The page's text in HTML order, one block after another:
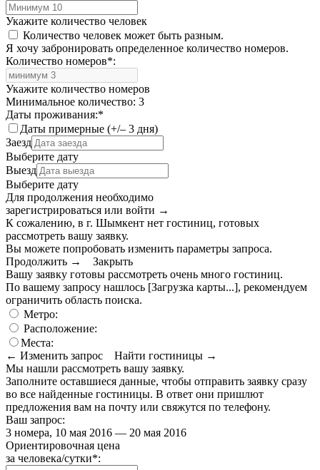
Укажите количество человек
Количество человек может быть разным.
Я хочу забронировать определенное количество номеров.
Количество номеров*:
Укажите количество номеров
Минимальное количество: 3
Даты проживания:*
Даты примерные (+/– 3 дня)
Заезд
Выберите дату
Выезд
Выберите дату
Для продолжения необходимо
зарегистрироваться или войти →
К сожалению, в г. Шымкент нет гостиниц, готовых
рассмотреть вашу заявку.
Вы можете попробовать изменить параметры запроса.
Продолжить →
Закрыть
Вашу заявку готовы рассмотреть очень много гостиниц.
По вашему запросу нашлось [Загрузка карты...], рекомендуем
ограничить область поиска.
Метро:
Расположение:
Места:
← Изменить запрос
Найти гостиницы →
Мы нашли рассмотреть вашу заявку.
Заполните оставшиеся данные, чтобы отправить заявку сразу
во все найденные гостиницы. В ответ они пришлют
предложения вам на почту или свяжутся по телефону.
Ваш запрос:
3 номера, 10 мая 2016 — 20 мая 2016
Ориентировочная цена
за человека/сутки*: